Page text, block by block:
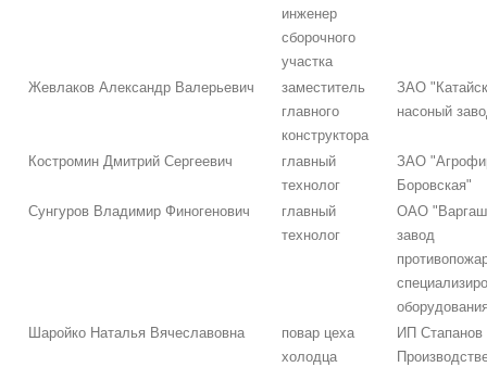
инженер
сборочного
участка
Жевлаков Александр Валерьевич
заместитель
главного
конструктора
ЗАО
насоный
Костромин Дмитрий Сергеевич
главный
технолог
ЗАО
Боровская"
Сунгуров Владимир Финогенович
главный
технолог
ОАО
завод
Шаройко Наталья Вячеславовна
повар цеха
холодца
ИП